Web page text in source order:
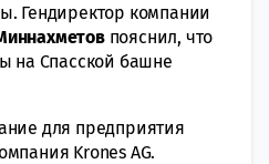
Гендиректор компании
пояснил, что
на Спасской башне
для предприятия
Krones AG.